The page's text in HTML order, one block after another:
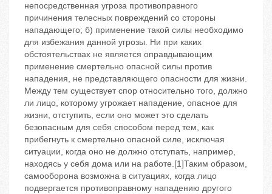
непосредственная угроза противоправного
причинения телесных повреждений со стороны
нападающего; б) применение такой силы необходимо
для избежания данной угрозы. Ни при каких
обстоятельствах не является оправдывающим
применение смертельно опасной силы против
нападения, не представляющего опасности для жизни.
Между тем существует спор относительно того, должно
ли лицо, которому угрожает нападение, опасное для
жизни, отступить, если оно может это сделать
безопасным для себя способом перед тем, как
прибегнуть к смертельно опасной силе, исключая
ситуации, когда оно не должно отступать, например,
находясь у себя дома или на работе.[1]Таким образом,
самооборона возможна в ситуациях, когда лицо
подвергается противоправному нападению другого